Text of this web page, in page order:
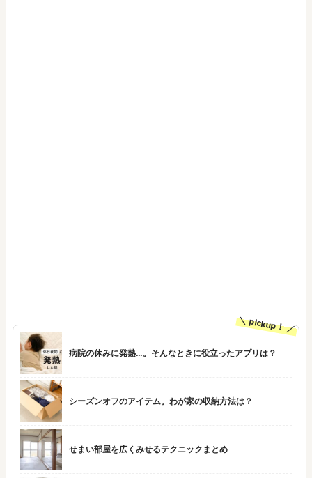
pickup！
病院の休みに発熱…。そんなときに役立ったアプリは？
シーズンオフのアイテム。わが家の収納方法は？
せまい部屋を広くみせるテクニックまとめ